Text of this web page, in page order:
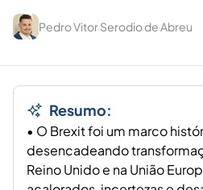
Pedro Vitor Serodio de Abreu
Resumo:
• O Brexit foi um marco
desencadeando
Reino Unido e na União